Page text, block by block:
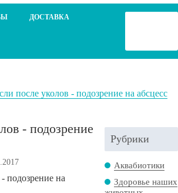
ДОСТАВКА
после уколов - подозрение на абсцесс
- подозрение
Рубрики
Аквабиотики
Здоровье наших